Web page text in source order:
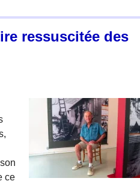
ressuscitée des
ce